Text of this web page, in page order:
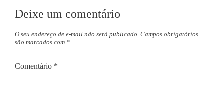
Deixe um comentário
O seu endereço de e-mail não será publicado. Campos obrigatórios
são marcados com *
Comentário *